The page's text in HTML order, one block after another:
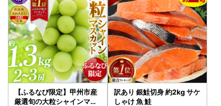
【ふるなび限定】甲州市産
厳選旬の大粒シャインマス
訳あり 銀鮭切身 約2kg サケ
しゃけ 魚 鮭